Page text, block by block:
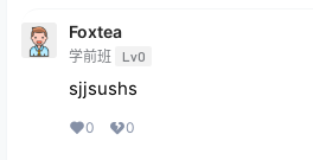
Foxtea
学前班 Lv0
sjjsushs
0 0